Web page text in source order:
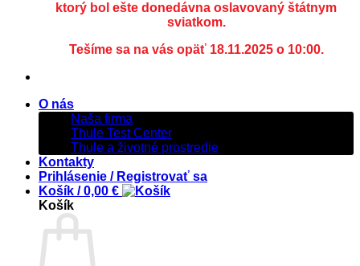
ktorý bol ešte donedávna oslavovaný štátnym
sviatkom.
Tešíme sa na vás opäť 18.11.2025 o 10:00.
O nás
Naša firma
Thule Test Center
Thule a životné prostredie
Kontakty
Prihlásenie / Registrovať sa
Košík /0,00 €
Košík